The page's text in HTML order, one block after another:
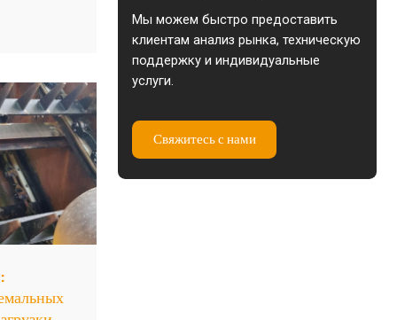
Мы можем быстро предоставить
клиентам анализ рынка, техническую
поддержку и индивидуальные
услуги.
Свяжитесь с нами